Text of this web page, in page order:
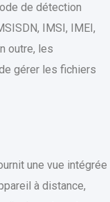
de détection
IMSI, IMEI,
outre, les
gérer les fichiers
une vue intégrée
à distance,